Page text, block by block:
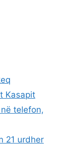
Kasapit
telefon,
21 urdher